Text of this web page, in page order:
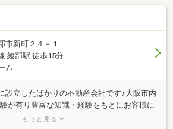
市新町２４－１
綾部駅 徒歩15分
ム
設立したばかりの不動産会社です♪大阪市内
が有り豊富な知識・経験をもとにお客様に
けております。一期一会をモットーに頂い
もっと見る